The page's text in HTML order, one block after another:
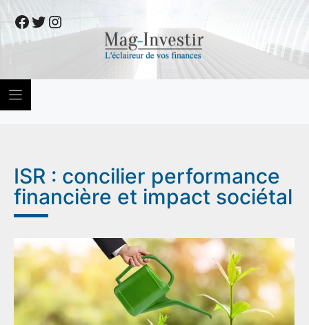
to
content
Facebook
Twitter
Instagram
ISR : concilier performance
financière et impact sociétal